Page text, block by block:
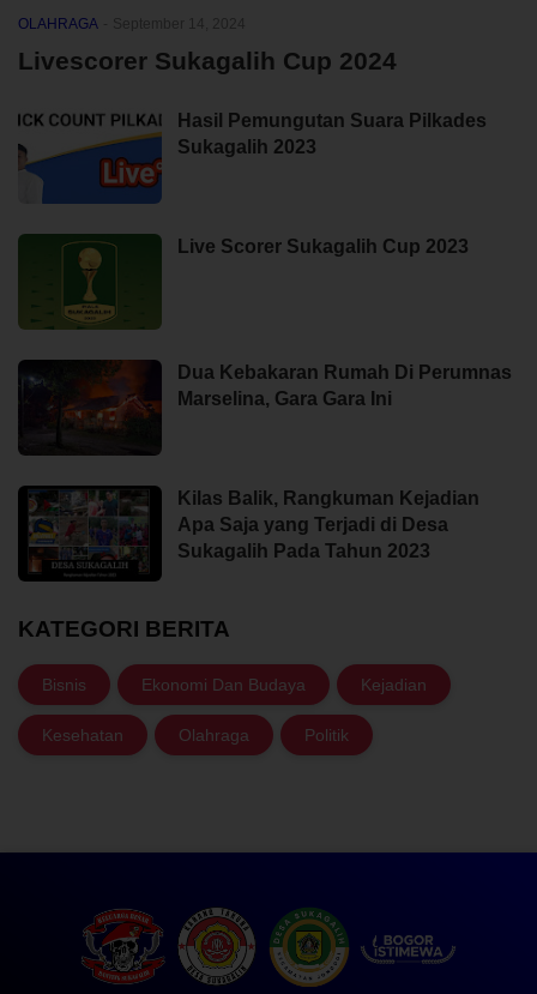
OLAHRAGA
Livescorer Sukagalih Cup 2024
Hasil Pemungutan Suara Pilkades
Sukagalih 2023
Live Scorer Sukagalih Cup 2023
Dua Kebakaran Rumah Di Perumnas
Marselina, Gara Gara Ini
Kilas Balik, Rangkuman Kejadian
Apa Saja yang Terjadi di Desa
Sukagalih Pada Tahun 2023
KATEGORI BERITA
Bisnis Ekonomi Dan Budaya Kejadian
Kesehatan Olahraga Politik